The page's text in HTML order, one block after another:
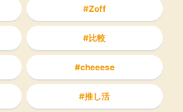
Zoff
比較
cheeese
推し活